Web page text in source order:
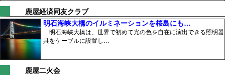
鹿屋経済同友クラブ
明石海峡大橋のイルミネーションを桜島にも…
明石海峡大橋は、世界で初めて光の色を自在に演出できる照明器
具をケーブルに設置し…
鹿屋二火会